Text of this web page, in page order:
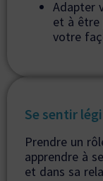
Adapter
et à être
votre
Se sentir
Prendre un
apprendre à
et dans sa